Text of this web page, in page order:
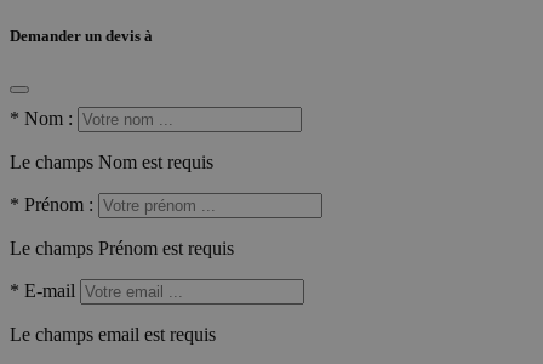
Demander un devis à
* Nom :
Le champs Nom est requis
* Prénom :
Le champs Prénom est requis
* E-mail
Le champs email est requis